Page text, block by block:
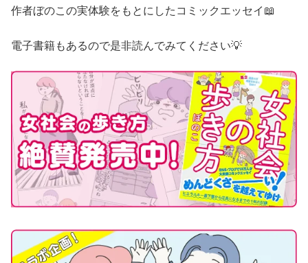
作者ぼのこの実体験をもとにしたコミックエッセイ📖
電子書籍もあるので是非読んでみてください💡